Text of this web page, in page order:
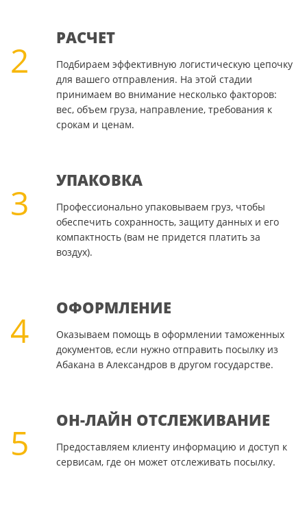
2
РАСЧЕТ
Подбираем эффективную логистическую цепочку
для вашего отправления. На этой стадии
принимаем во внимание несколько факторов:
вес, объем груза, направление, требования к
срокам и ценам.
3
УПАКОВКА
Профессионально упаковываем груз, чтобы
обеспечить сохранность, защиту данных и его
компактность (вам не придется платить за
воздух).
4
ОФОРМЛЕНИЕ
Оказываем помощь в оформлении таможенных
документов, если нужно отправить посылку из
Абакана в Александров в другом государстве.
5
ОН-ЛАЙН ОТСЛЕЖИВАНИЕ
Предоставляем клиенту информацию и доступ к
сервисам, где он может отслеживать посылку.